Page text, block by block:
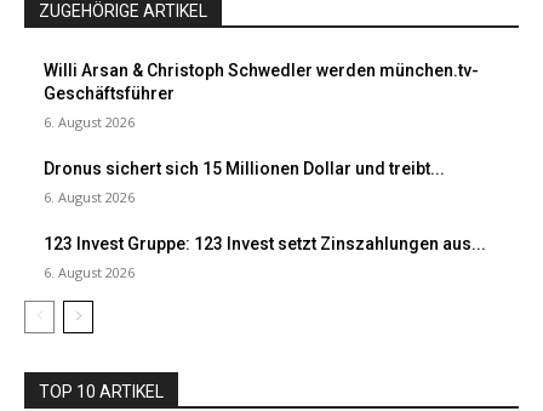
ZUGEHÖRIGE ARTIKEL
Willi Arsan & Christoph Schwedler werden münchen.tv-
Geschäftsführer
6. August 2026
Dronus sichert sich 15 Millionen Dollar und treibt...
6. August 2026
123 Invest Gruppe: 123 Invest setzt Zinszahlungen aus...
6. August 2026
TOP 10 ARTIKEL